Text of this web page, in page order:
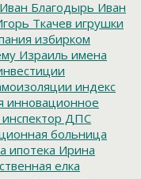
Иван Благодырь Иван
Ткачев игрушки
избирком
Израиль имена
индекс
инновационное
инспектор ДПС
больница
ипотека Ирина
елка